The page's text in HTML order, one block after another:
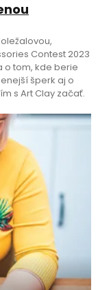
Contest 2023
o tom, kde berie
šperk aj o
s Art Clay začať.